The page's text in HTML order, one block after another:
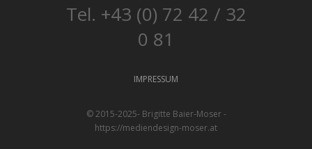
Tel. +43 (0) 72 42 / 32
0 81
IMPRESSUM
© 2015-2025- Brigitte Baier-Moser -
https://mediendesign-moser.at